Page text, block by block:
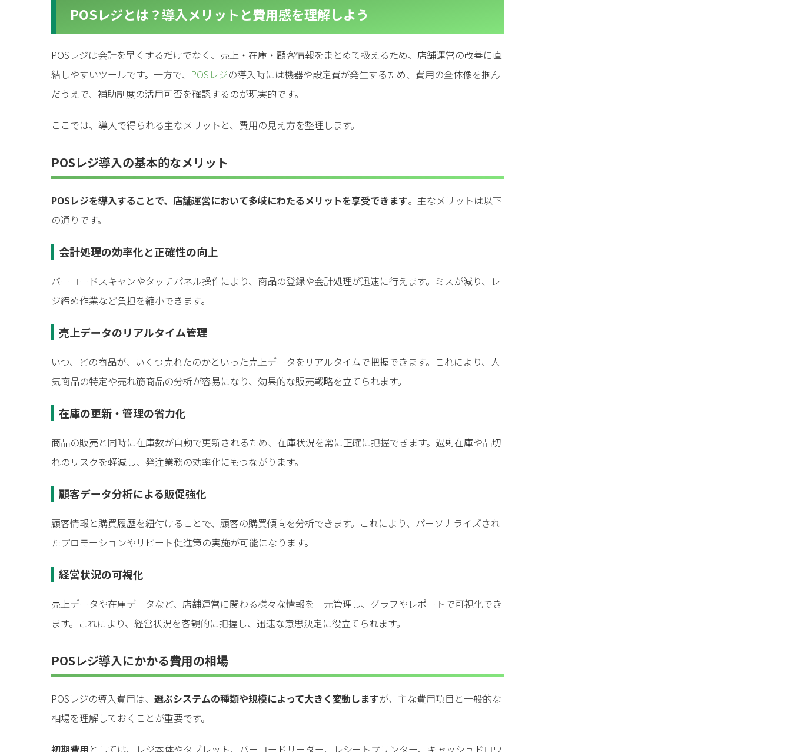
POSレジとは？導入メリットと費用感を理解しよう
POSレジは会計を早くするだけでなく、売上・在庫・顧客情報をまとめて扱えるため、店舗運営の改善に直
結しやすいツールです。一方で、 POSレジの導入時には機器や設定費が発生するため、費用の全体像を掴ん
だうえで、補助制度の活用可否を確認するのが現実的です。
ここでは、導入で得られる主なメリットと、費用の見え方を整理します。
POSレジ導入の基本的なメリット
POSレジを導入することで、店舗運営において多岐にわたるメリットを享受できます。主なメリットは以下
の通りです。
会計処理の効率化と正確性の向上
バーコードスキャンやタッチパネル操作により、商品の登録や会計処理が迅速に行えます。ミスが減り、レ
ジ締め作業など負担を縮小できます。
売上データのリアルタイム管理
いつ、どの商品が、いくつ売れたのかといった売上データをリアルタイムで把握できます。これにより、人
気商品の特定や売れ筋商品の分析が容易になり、効果的な販売戦略を立てられます。
在庫の更新・管理の省力化
商品の販売と同時に在庫数が自動で更新されるため、在庫状況を常に正確に把握できます。過剰在庫や品切
れのリスクを軽減し、発注業務の効率化にもつながります。
顧客データ分析による販促強化
顧客情報と購買履歴を紐付けることで、顧客の購買傾向を分析できます。これにより、パーソナライズされ
たプロモーションやリピート促進策の実施が可能になります。
経営状況の可視化
売上データや在庫データなど、店舗運営に関わる様々な情報を一元管理し、グラフやレポートで可視化でき
ます。これにより、経営状況を客観的に把握し、迅速な意思決定に役立てられます。
POSレジ導入にかかる費用の相場
POSレジの導入費用は、 選ぶシステムの種類や規模によって大きく変動しますが、主な費用項目と一般的な
相場を理解しておくことが重要です。
初期費用としては、レジ本体やタブレット、バーコードリーダー、レシートプリンター、キャッシュドロワ
for Reuse 中古買取業者向けサービス 資料ダウンロードの一覧へ
for Reuse 中古買取業者向けサービス お問い合わせフォームへ